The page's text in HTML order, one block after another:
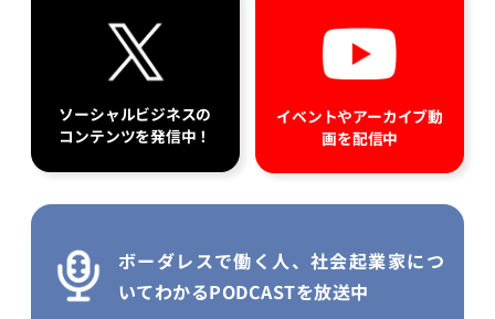
ソーシャルビジネスの
コンテンツを発信中！
イベントやアーカイブ動
画を配信中
ボーダレスで働く人、社会起業家につ
いてわかるPODCASTを放送中